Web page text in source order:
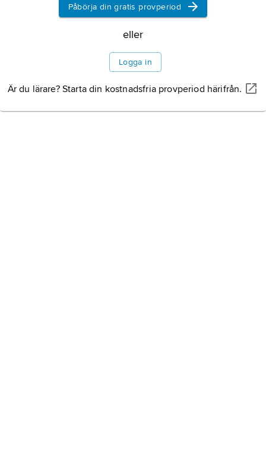
Påbörja din gratis provperiod
eller
Logga in
Är du lärare? Starta din kostnadsfria provperiod härifrån.